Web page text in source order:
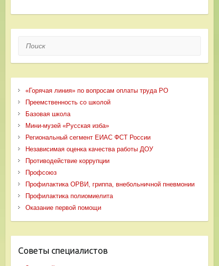
Поиск
«Горячая линия» по вопросам оплаты труда РО
Преемственность со школой
Базовая школа
Мини-музей «Русская изба»
Региональный сегмент ЕИАС ФСТ России
Независимая оценка качества работы ДОУ
Противодействие коррупции
Профсоюз
Профилактика ОРВИ, гриппа, внебольничной пневмонии
Профилактика полиомиелита
Оказание первой помощи
Советы специалистов